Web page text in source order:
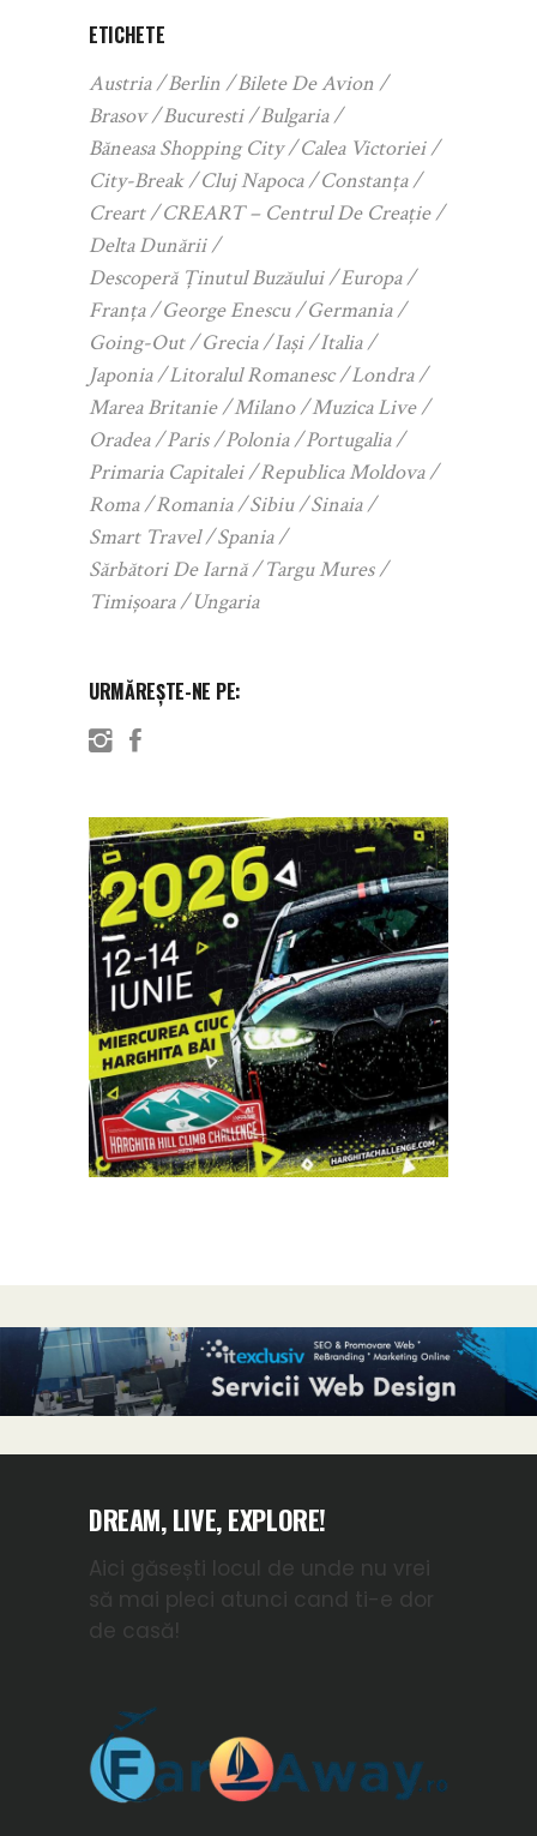
ETICHETE
Austria Berlin
Bilete De Avion
Brasov
Bucuresti
Bulgaria
Băneasa Shopping City
Calea Victoriei
City-Break
Cluj Napoca
Constanța
Creart
CREART – Centrul De Creație
Delta Dunării
Descoperă Ținutul Buzăului
Europa
Franța
George Enescu
Germania
Going-Out
Grecia Iași
Italia
Japonia
Litoralul Romanesc
Londra
Marea Britanie
Milano
Muzica Live
Oradea
Paris Polonia
Portugalia
Primaria Capitalei
Republica Moldova
Roma
Romania Sibiu
Sinaia
Smart Travel
Spania
Sărbători De Iarnă
Targu Mures
Timișoara
Ungaria
URMĂREȘTE-NE PE:
DREAM, LIVE, EXPLORE!
Aici găsești locul de unde nu vrei
să mai pleci atunci cand ti-e dor
de casă!